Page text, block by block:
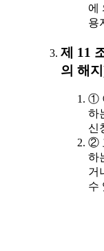
에
용
제 11
의 해
①
하
신
②
하
거
수